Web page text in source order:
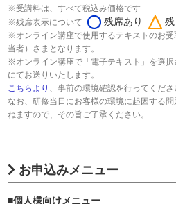
※受講料は、すべて税込み価格です
※残席表示について
残席あり
※オンライン講座で使用するテキストのお
当者）さまとなります。
※オンライン講座で「電子テキスト」を選
にてお送りいたします。
こちらより 、事前の環境確認を行ってくださ
なお、研修当日にお客様の環境に起因する
ねますので、その旨ご了承ください。
お申込みメニュー
■個人様向けメニュー